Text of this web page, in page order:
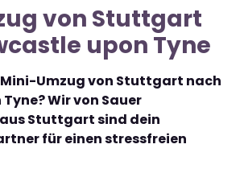
von Stuttgart
upon Tyne
Umzug von Stuttgart nach
Wir von Sauer
Stuttgart sind dein
für einen stressfreien